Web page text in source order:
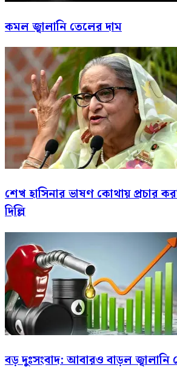
কমল জ্বালানি তেলের দাম
শেখ হাসিনার ভাষণ কোথায় প্রচার
দিল্লি
বড় দুঃসংবাদ: আবারও বাড়ল জ্বালানি